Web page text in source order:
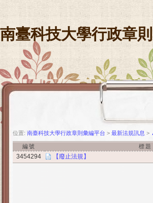
南臺科技大學行政章
位置: 南臺科技大學行政章則彙編平台 > 最新法規訊息 >
編號 標題
3454294 【廢止法規】